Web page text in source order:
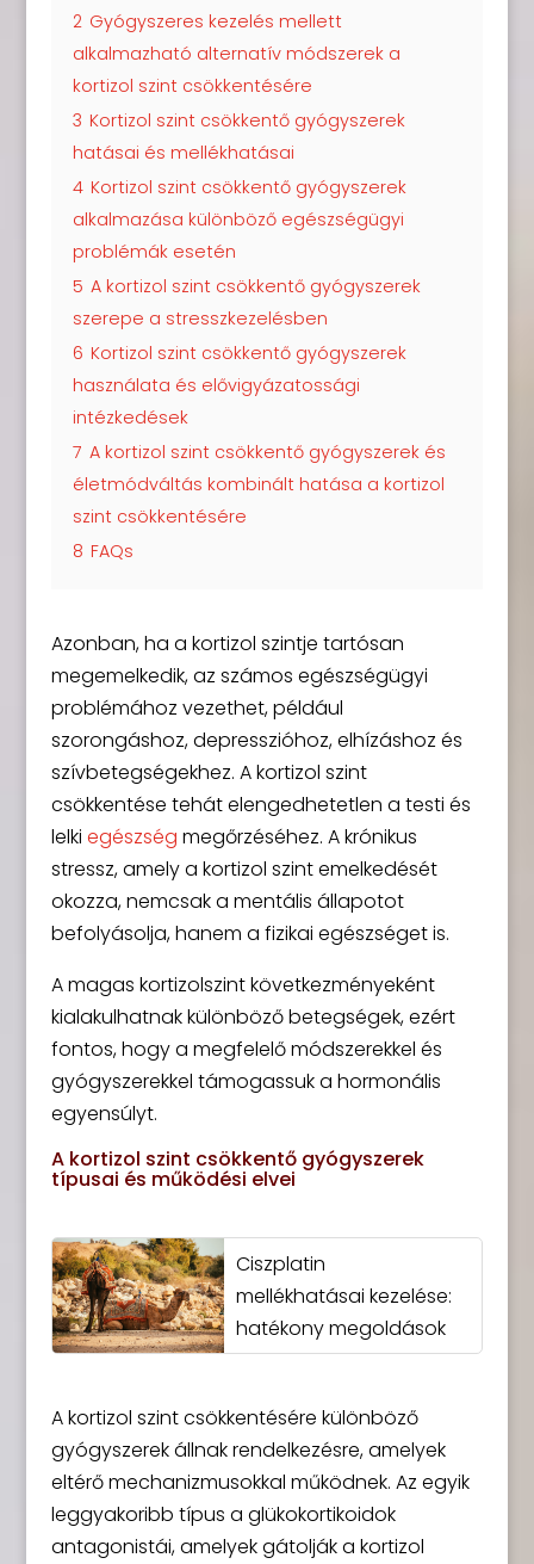
2 Gyógyszeres kezelés mellett
alkalmazható alternatív módszerek a
kortizol szint csökkentésére
3 Kortizol szint csökkentő gyógyszerek
hatásai és mellékhatásai
4 Kortizol szint csökkentő gyógyszerek
alkalmazása különböző egészségügyi
problémák esetén
5 A kortizol szint csökkentő gyógyszerek
szerepe a stresszkezelésben
6 Kortizol szint csökkentő gyógyszerek
használata és elővigyázatossági
intézkedések
7 A kortizol szint csökkentő gyógyszerek és
életmódváltás kombinált hatása a kortizol
szint csökkentésére
8 FAQs
Azonban, ha a kortizol szintje tartósan
megemelkedik, az számos egészségügyi
problémához vezethet, például
szorongáshoz, depresszióhoz, elhízáshoz és
szívbetegségekhez. A kortizol szint
csökkentése tehát elengedhetetlen a testi és
lelki egészség megőrzéséhez. A krónikus
stressz, amely a kortizol szint emelkedését
okozza, nemcsak a mentális állapotot
befolyásolja, hanem a fizikai egészséget is.
A magas kortizolszint következményeként
kialakulhatnak különböző betegségek, ezért
fontos, hogy a megfelelő módszerekkel és
gyógyszerekkel támogassuk a hormonális
egyensúlyt.
A kortizol szint csökkentő gyógyszerek
típusai és működési elvei
Ciszplatin
mellékhatásai kezelése:
hatékony megoldások
A kortizol szint csökkentésére különböző
gyógyszerek állnak rendelkezésre, amelyek
eltérő mechanizmusokkal működnek. Az egyik
leggyakoribb típus a glükokortikoidok
antagonistái, amelyek gátolják a kortizol